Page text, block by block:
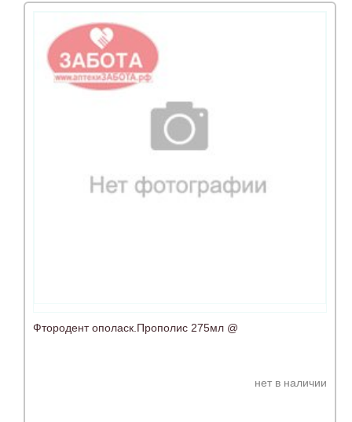
Фтородент ополаск.Прополис 275мл @
нет в наличии